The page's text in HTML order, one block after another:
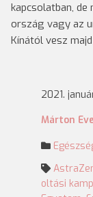
kapcsolatban, de
ország vagy az
Kínától vesz
2021.
Márton
oltási